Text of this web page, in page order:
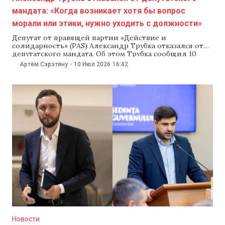
мандата: «Когда возникает хотя бы вопрос
морали или этики, нужно уходить с должности»
Депутат от правящей партии «Действие и
солидарность» (PAS) Александр Трубка отказался от
депутатского мандата. Об этом Трубка сообщил 10
июля и объяснил, что принял такое решение,
поскольку его предпринимательская деятельность
этом Трубка подчеркнул, что остается членом PAS. «В
условиях, когда тема
Артём Сэрэтяну - 10 Июл 2026 16:42
Новости